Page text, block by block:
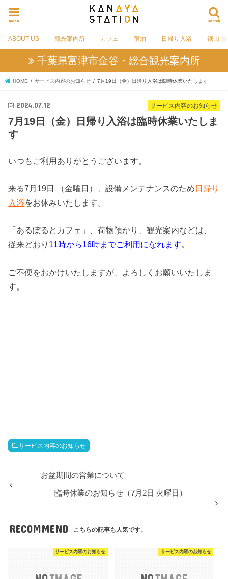
search
menu
ABOUT US 観光案内所 カフェ 宿泊 日帰り入浴 鋸山
千葉県富津市金谷・総合観光案内所
HOME サービス内容のお知らせ 7月19日（金）日帰り入浴は臨時休業いたします
サービス内容のお知らせ
2024.07.12
7月19日（金）日帰り入浴は臨時休業いたしま
す
いつもご利用ありがとうございます。
来る7月19日 （金曜日）、設備メンテナンスのため日帰り
入浴をお休みいたします。
「あるぽるとカフェ」、荷物預かり、観光案内などは、
従来どおり 11時から16時までご利用になれます。
ご不便をおかけいたしますが、よろしくお願いいたしま
す。
サービス内容のお知らせ
お盆期間の営業について
臨時休業のお知らせ（7月2日 火曜日）
RECOMMEND こちらの記事も人気です。
サービス内容のお知らせ サービス内容のお知らせ